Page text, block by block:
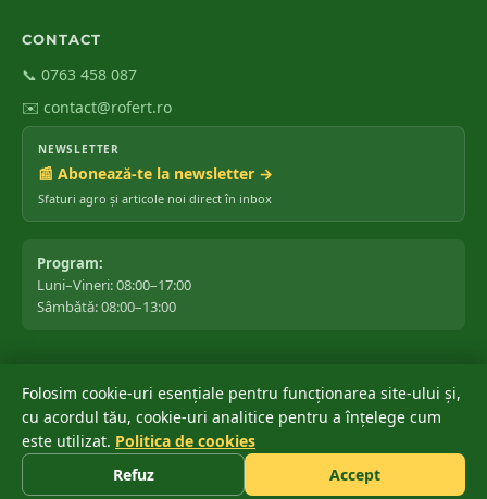
CONTACT
📞 0763 458 087
✉️ contact@rofert.ro
NEWSLETTER
📰 Abonează-te la newsletter →
Sfaturi agro și articole noi direct în inbox
Program:
Luni–Vineri: 08:00–17:00
Sâmbătă: 08:00–13:00
2026 ROfert România SRL.Toate drepturile rezervate.
®
Marca ROfert® este înregistrată oficial la OSIM ✔ · Depusă: 04 iunie
2018 · Acordată: 20 noiembrie 2018 · Stare: Înregistrată
Politica de confidențialitate Termeni și condițiiCookies
Folosim cookie-uri esențiale pentru funcționarea site-ului și,
cu acordul tău, cookie-uri analitice pentru a înțelege cum
este utilizat. Politica de cookies
Refuz
Accept